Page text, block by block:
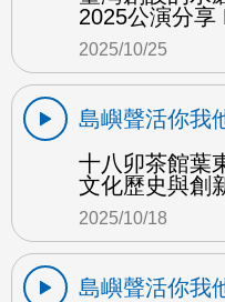
2025公演分享
2025/10/25
島嶼聲活你我
十八卯茶館葉
文化歷史與創
2025/10/18
島嶼聲活你我